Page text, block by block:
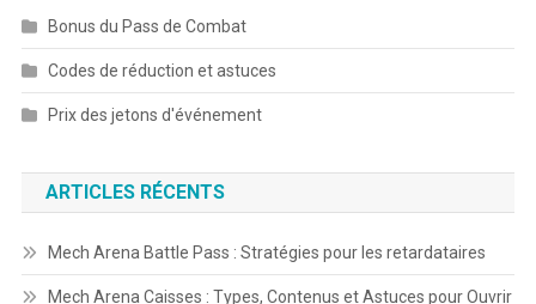
Bonus du Pass de Combat
Codes de réduction et astuces
Prix des jetons d'événement
ARTICLES RÉCENTS
Mech Arena Battle Pass : Stratégies pour les retardataires
Mech Arena Caisses : Types, Contenus et Astuces pour Ouvrir